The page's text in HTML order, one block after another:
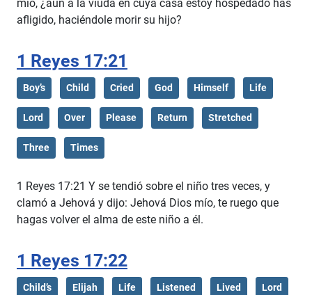
mío, ¿aun a la viuda en cuya casa estoy hospedado has
afligido, haciéndole morir su hijo?
1 Reyes 17:21
Boy’s Child Cried God Himself Life
Lord Over Please Return Stretched
Three Times
1 Reyes 17:21 Y se tendió sobre el niño tres veces, y
clamó a Jehová y dijo: Jehová Dios mío, te ruego que
hagas volver el alma de este niño a él.
1 Reyes 17:22
Child’s Elijah Life Listened Lived Lord